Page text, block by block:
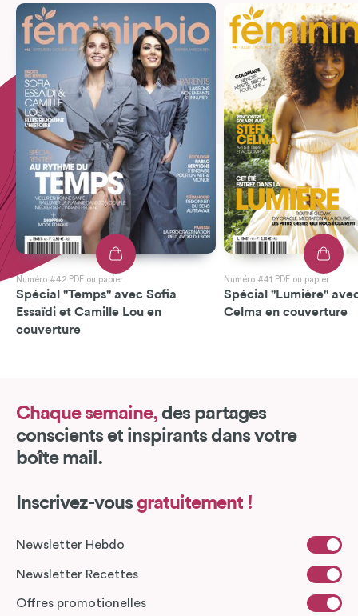
Numéro #42 PDF ou papier
Spécial "Temps" avec Sofia
Essaïdi et Camille Lou en
couverture
Numéro #41 PDF ou papier
Spécial "Lumière"
Celma en couverture
Chaque semaine, des partages
conscients et inspirants dans votre
boîte mail.
Inscrivez-vous gratuitement !
Newsletter Hebdo
Newsletter Recettes
Offres promotionelles